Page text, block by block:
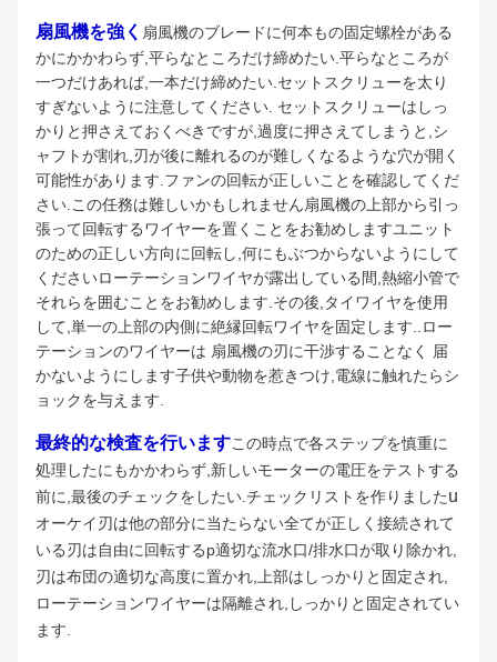
扇風機を強く 扇風機のブレードに何本もの固定螺栓がある
かにかかわらず,平らなところだけ締めたい.平らなところが
一つだけあれば,一本だけ締めたい.セットスクリューを太り
すぎないように注意してください. セットスクリューはしっ
かりと押さえておくべきですが,過度に押さえてしまうと,シ
ャフトが割れ,刃が後に離れるのが難しくなるような穴が開く
可能性があります.ファンの回転が正しいことを確認してくだ
さい.この任務は難しいかもしれません扇風機の上部から引っ
張って回転するワイヤーを置くことをお勧めしますユニット
のための正しい方向に回転し,何にもぶつからないようにして
くださいローテーションワイヤが露出している間,熱縮小管で
それらを囲むことをお勧めします.その後,タイワイヤを使用
して,単一の上部の内側に絶縁回転ワイヤを固定します..ロー
テーションのワイヤーは 扇風機の刃に干渉することなく 届
かないようにします子供や動物を惹きつけ,電線に触れたらシ
ョックを与えます.
最終的な検査を行いますこの時点で各ステップを慎重に
処理したにもかかわらず,新しいモーターの電圧をテストする
前に,最後のチェックをしたい.チェックリストを作りましたu
オーケイ刃は他の部分に当たらない全てが正しく接続されて
いる刃は自由に回転するp適切な流水口/排水口が取り除かれ,
刃は布団の適切な高度に置かれ,上部はしっかりと固定され,
ローテーションワイヤーは隔離され,しっかりと固定されてい
ます.